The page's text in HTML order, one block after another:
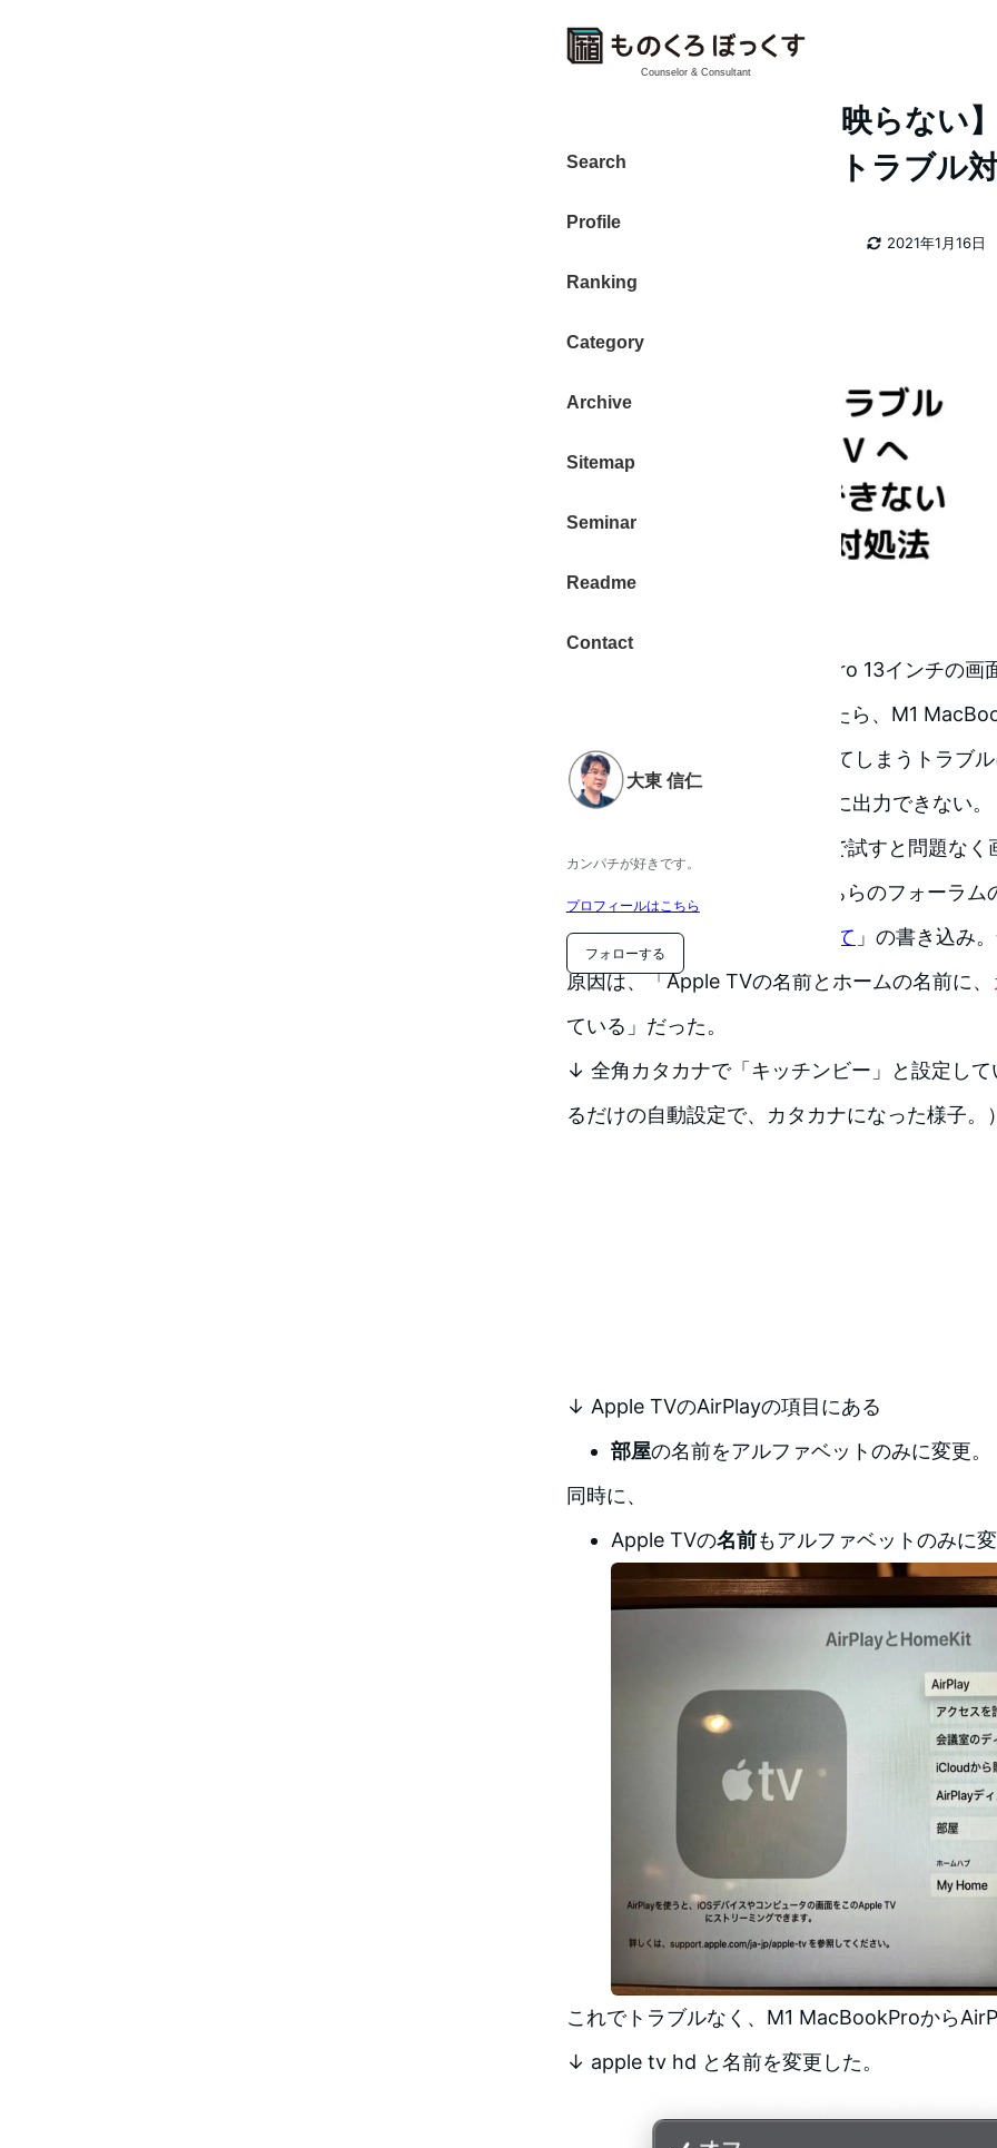
Counselor & Consultant
Search
Profile
Ranking
Category
Archive
Sitemap
Seminar
Readme
Contact
大東 信仁
カンパチが好きです。
プロフィールはこちら
フォローする
M1 MacBookPro【映らない
AirPlayの画面出力 トラブル
2021年1月16日
者
Apple siliconのM1 MacBookPro 13インチの画
（AirPlay）で出力しようとしたら、M1
macOSのログイン画面になってしまうトラブ
このままじゃ画面をApple TVに出力できない。
なお、インテルMacBookProで試すと問題な
検索したら見つかったのがこちらのフォーラム
Bigsur Airplayの不具合について 」の書き込み
原因は、「Apple TVの名前とホームの名前に、
ている」だった。
↓ 全角カタカナで「キッチンビー」と設定し
るだけの自動設定で、カタカナになった様子。
↓ Apple TVのAirPlayの項目にある
部屋の名前をアルファベットのみに変更。
同時に、
Apple TVの名前もアルファベットのみに
これでトラブルなく、M1 MacBookProから
↓ apple tv hd と名前を変更した。